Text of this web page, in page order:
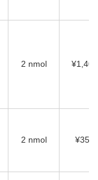
2 nmol ¥1,400
2 nmol ¥350